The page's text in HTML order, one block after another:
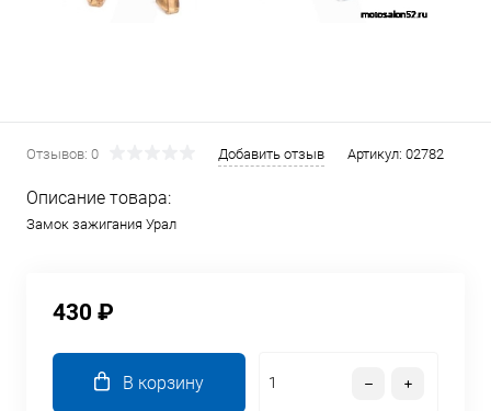
Отзывов: 0 Добавить отзыв Артикул: 02782
Описание товара:
Замок зажигания Урал
430 ₽
В корзину